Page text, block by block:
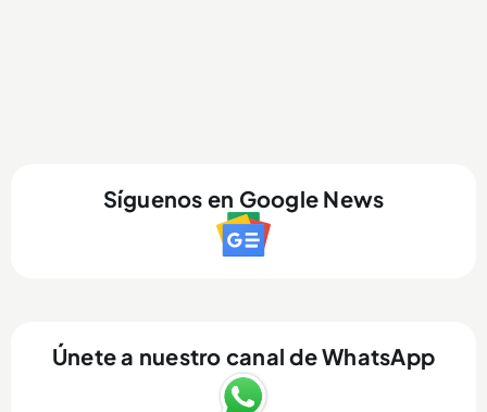
Síguenos en Google News
Únete a nuestro canal de WhatsApp